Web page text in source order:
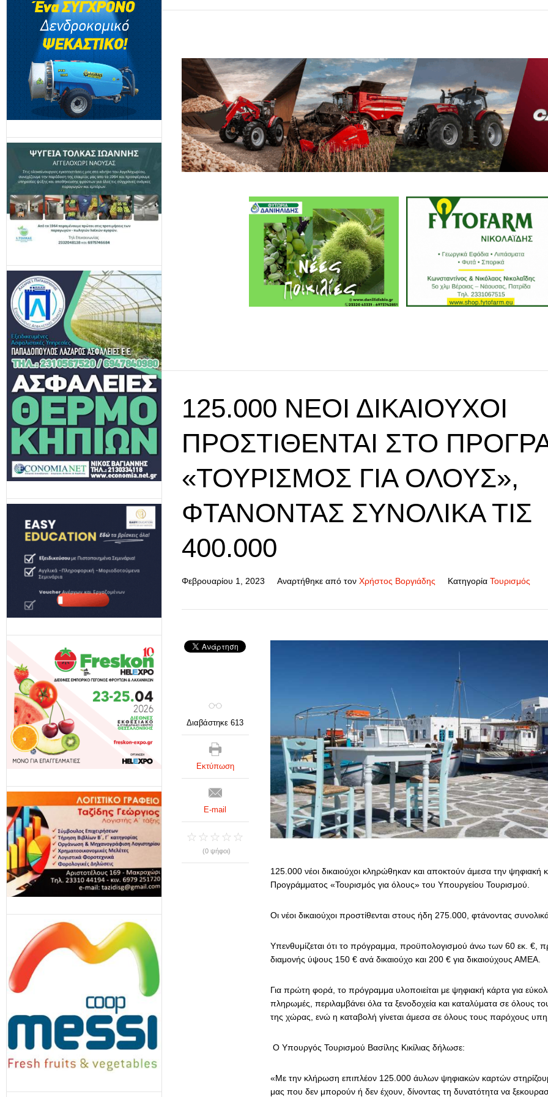
125.000 ΝΈΟΙ ΔΙΚΑΙΟΎΧΟΙ
ΠΡΟΣΤΊΘΕΝΤΑΙ ΣΤΟ
«ΤΟΥΡΙΣΜΌΣ ΓΙΑ ΌΛΟΥΣ»,
ΦΤΆΝΟΝΤΑΣ ΣΥΝΟΛΙΚΆ ΤΙΣ
400.000
Φεβρουαρίου 1, 2023 Αναρτήθηκε από τον Χρήστος Βοργιάδης Κατηγορία Τουρισμός
125.000 νέοι δικαιούχοι κληρώθηκαν και αποκτούν άμεσα την ψηφιακή
Προγράμματος «Τουρισμός για όλους» του Υπουργείου Τουρισμού.
Οι νέοι δικαιούχοι προστίθενται στους ήδη 275.000, φτάνοντας
Υπενθυμίζεται ότι το πρόγραμμα, προϋπολογισμού άνω των 60 εκ. €,
διαμονής ύψους 150 € ανά δικαιούχο και 200 € για δικαιούχους ΑΜΕΑ.
Για πρώτη φορά, το πρόγραμμα υλοποιείται με ψηφιακή κάρτα για
πληρωμές, περιλαμβάνει όλα τα ξενοδοχεία και καταλύματα σε όλους
της χώρας, ενώ η καταβολή γίνεται άμεσα σε όλους τους παρόχους
Ο Υπουργός Τουρισμού Βασίλης Κικίλιας δήλωσε:
«Με την κλήρωση επιπλέον 125.000 άυλων ψηφιακών καρτών
μας που δεν μπορούν ή δεν έχουν, δίνοντας τη δυνατότητα να
Διαβάστηκε 613
Εκτύπωση
E-mail
(0 ψήφοι)